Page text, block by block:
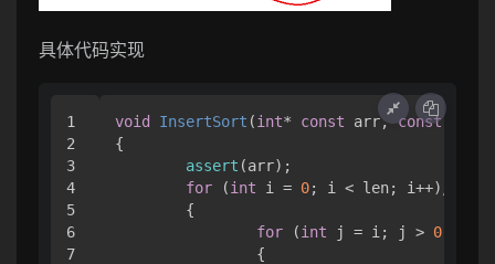
具体代码实现
1
2
3
4
5
6
7
void InsertSort (int* const arr, const
{
assert (arr);
for (int i = 0; i < len; i++)
for (int j = i; j > 0